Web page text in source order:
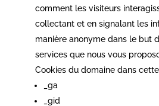
comment les visiteurs
collectant et en signalant les
manière anonyme dans le but
services que nous vous
Cookies du domaine dans
_ga
_gid